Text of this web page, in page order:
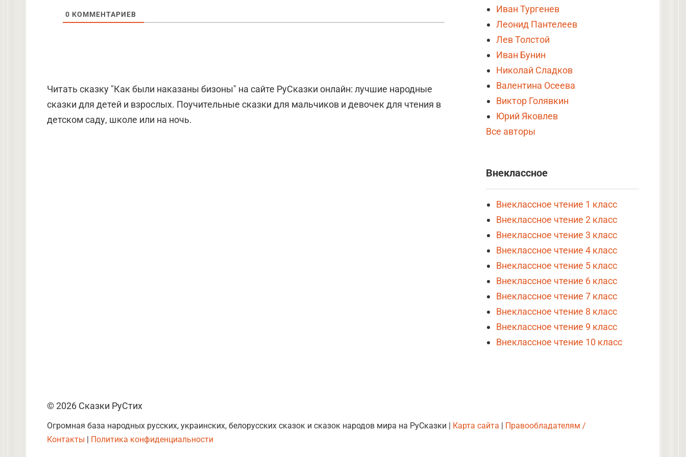
0 КОММЕНТАРИЕВ
Читать сказку "Как были наказаны бизоны" на сайте РуСказки онлайн: лучшие народные
сказки для детей и взрослых. Поучительные сказки для мальчиков и девочек для чтения в
детском саду, школе или на ночь.
Иван Тургенев
Леонид Пантелеев
Лев Толстой
Иван Бунин
Николай Сладков
Валентина Осеева
Виктор Голявкин
Юрий Яковлев
Все авторы
Внеклассное
Внеклассное чтение 1 класс
Внеклассное чтение 2 класс
Внеклассное чтение 3 класс
Внеклассное чтение 4 класс
Внеклассное чтение 5 класс
Внеклассное чтение 6 класс
Внеклассное чтение 7 класс
Внеклассное чтение 8 класс
Внеклассное чтение 9 класс
Внеклассное чтение 10 класс
© 2026 Сказки РуСтих
Огромная база народных русских, украинских, белорусских сказок и сказок народов мира на РуСказки | Карта сайта | Правообладателям /
Контакты | Политика конфиденциальности